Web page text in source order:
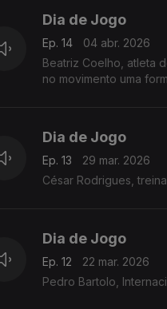
Dia de Jogo
Ep. 14
04 abr. 2026
Beatriz Coelho, atleta
no movimento uma
Dia de Jogo
Ep. 13
29 mar. 2026
César Rodrigues,
Dia de Jogo
Ep. 12
22 mar. 2026
Pedro Bartolo,